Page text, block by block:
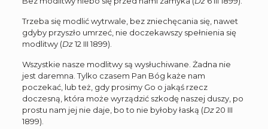
Trzeba się modlić wytrwale, bez zniechęcania się, nawet
gdyby przyszło umrzeć, nie doczekawszy spełnienia się
modlitwy (Dz12 III 1899).
Wszystkie nasze modlitwy są wysłuchiwane. Żadna nie
jest daremna. Tylko czasem Pan Bóg każe nam
poczekać, lub też, gdy prosimy Go o jakąś rzecz
doczesną, która może wyrządzić szkodę naszej duszy, po
prostu nam jej nie daje, bo to nie byłoby łaską (Dz20 III
1899).